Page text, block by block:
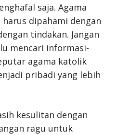
saja. Agama
harus dipahami dengan
tindakan. Jangan
mencari informasi-
agama katolik
pribadi yang lebih
kesulitan dengan
ragu untuk